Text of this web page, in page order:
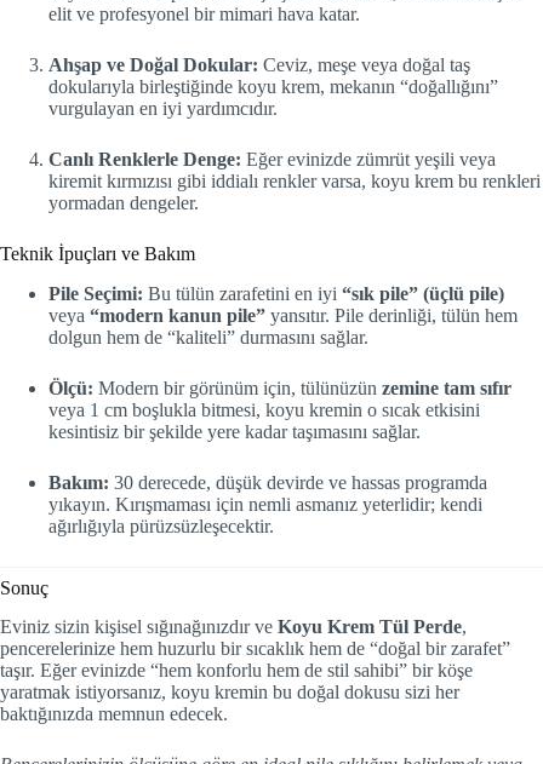
elit ve profesyonel bir mimari hava katar.
Ahşap ve Doğal Dokular: Ceviz, meşe veya doğal taş
dokularıyla birleştiğinde koyu krem, mekanın “doğallığını”
vurgulayan en iyi yardımcıdır.
Canlı Renklerle Denge: Eğer evinizde zümrüt yeşili veya
kiremit kırmızısı gibi iddialı renkler varsa, koyu krem bu renkleri
yormadan dengeler.
Teknik İpuçları ve Bakım
Pile Seçimi: Bu tülün zarafetini en iyi “sık pile” (üçlü pile)
veya “modern kanun pile” yansıtır. Pile derinliği, tülün hem
dolgun hem de “kaliteli” durmasını sağlar.
Ölçü: Modern bir görünüm için, tülünüzün zemine tam sıfır
veya 1 cm boşlukla bitmesi, koyu kremin o sıcak etkisini
kesintisiz bir şekilde yere kadar taşımasını sağlar.
Bakım: 30 derecede, düşük devirde ve hassas programda
yıkayın. Kırışmaması için nemli asmanız yeterlidir; kendi
ağırlığıyla pürüzsüzleşecektir.
Sonuç
Eviniz sizin kişisel sığınağınızdır ve Koyu Krem Tül Perde,
pencerelerinize hem huzurlu bir sıcaklık hem de “doğal bir zarafet”
taşır. Eğer evinizde “hem konforlu hem de stil sahibi” bir köşe
yaratmak istiyorsanız, koyu kremin bu doğal dokusu sizi her
baktığınızda memnun edecek.